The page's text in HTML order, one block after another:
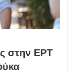
στην ΕΡΤ